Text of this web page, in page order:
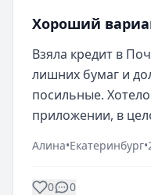
Хороший
Взяла кредит в
лишних бумаг и
посильные.
приложении, в
Алина•Екатеринбург•
0 0